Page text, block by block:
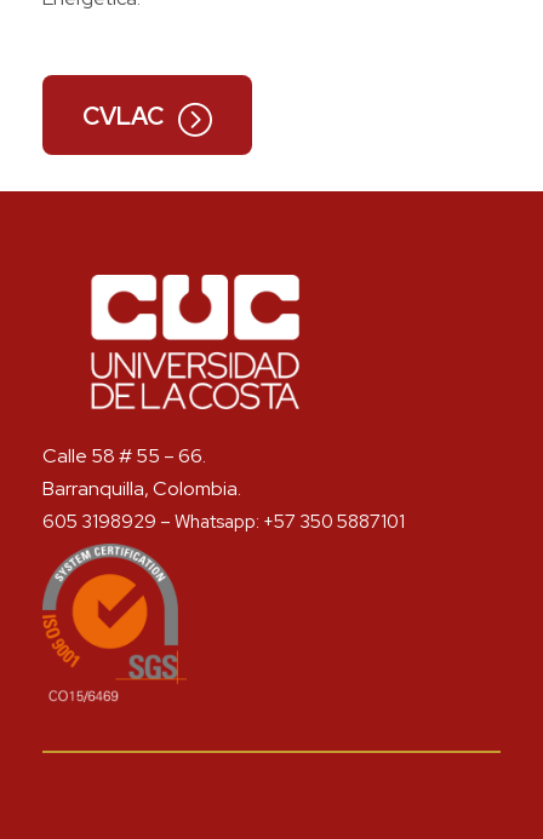
CVLAC
Calle 58 # 55 – 66.
Barranquilla, Colombia.
605 3198929 – Whatsapp: +57 350 5887101